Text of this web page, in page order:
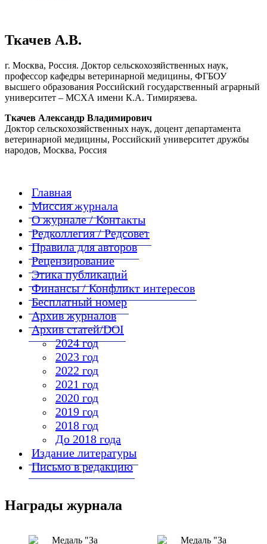
Ткачев А.В.
г. Москва, Россия. Доктор сельскохозяйственных наук,
профессор кафедры ветеринарной медицины, ФГБОУ
высшего образования Российский государственный аграрный
университет – МСХА имени К.А. Тимирязева.
Ткачев Александр Владимирович
Доктор сельскохозяйственных наук, доцент департамента
ветеринарной медицины, Российский университет дружбы
народов, Москва, Россия
Главная
Миссия журнала
О журнале / Контакты
Редколлегия / Редсовет
Правила для авторов
Рецензирование
Этика публикаций
Финансы / Конфликт интересов
Бесплатный номер
Архив журналов
Архив статей/DOI
2024 год
2023 год
2022 год
2021 год
2020 год
2019 год
2018 год
До 2018 года
Издание литературы
Письмо в редакцию
Награды журнала